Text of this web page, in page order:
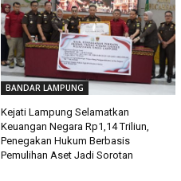
BANDAR LAMPUNG
Kejati Lampung Selamatkan
Keuangan Negara Rp1,14 Triliun,
Penegakan Hukum Berbasis
Pemulihan Aset Jadi Sorotan